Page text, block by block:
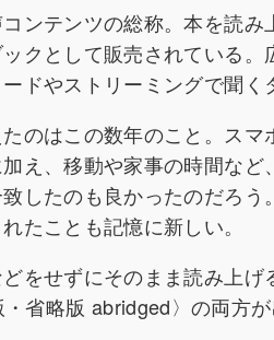
ンテンツの総称。本を読
クとして販売されている
ドやストリーミングで聞く
のはこの数年のこと。ス
え、移動や家事の時間な
したのも良かったのだろ
たことも記憶に新しい。
をせずにそのまま読み上
省略版 abridged〉の両方が